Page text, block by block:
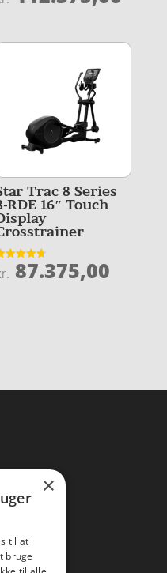
Trac 8 Series
RDE 16″ Touch
87.375,00
×
til at
bruge